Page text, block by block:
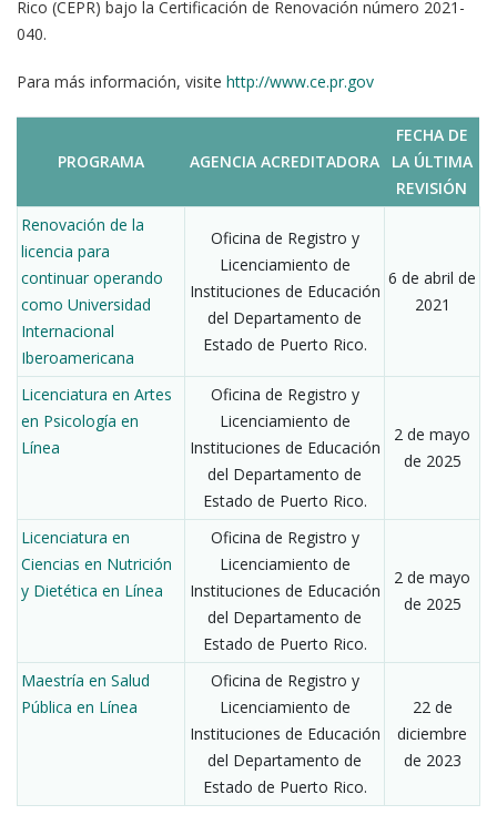
Rico (CEPR) bajo la Certificación de Renovación número 2021-
040.
Para más información, visite http://www.ce.pr.gov
PROGRAMA AGENCIA ACREDITADORA
FECHA DE
LA ÚLTIMA
REVISIÓN
Renovación de la
licencia para
continuar operando
como Universidad
Internacional
Iberoamericana
Oficina de Registro y
Licenciamiento de
Instituciones de Educación
del Departamento de
Estado de Puerto Rico.
6 de abril de
2021
Licenciatura en Artes
en Psicología en
Línea
Oficina de Registro y
Licenciamiento de
Instituciones de Educación
del Departamento de
Estado de Puerto Rico.
2 de mayo
de 2025
Licenciatura en
Ciencias en Nutrición
y Dietética en Línea
Oficina de Registro y
Licenciamiento de
Instituciones de Educación
del Departamento de
Estado de Puerto Rico.
2 de mayo
de 2025
Maestría en Salud
Pública en Línea
Oficina de Registro y
Licenciamiento de
Instituciones de Educación
del Departamento de
Estado de Puerto Rico.
22 de
diciembre
de 2023